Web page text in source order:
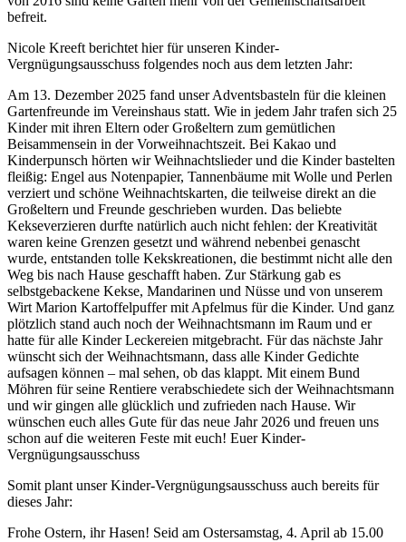
befreit.
Nicole Kreeft berichtet hier für unseren Kinder-
Vergnügungsausschuss folgendes noch aus dem letzten Jahr:
Am 13. Dezember 2025 fand unser Adventsbasteln für die kleinen
Gartenfreunde im Vereinshaus statt. Wie in jedem Jahr trafen sich 25
Kinder mit ihren Eltern oder Großeltern zum gemütlichen
Beisammensein in der Vorweihnachtszeit. Bei Kakao und
Kinderpunsch hörten wir Weihnachtslieder und die Kinder bastelten
fleißig: Engel aus Notenpapier, Tannenbäume mit Wolle und Perlen
verziert und schöne Weihnachtskarten, die teilweise direkt an die
Großeltern und Freunde geschrieben wurden. Das beliebte
Kekseverzieren durfte natürlich auch nicht fehlen: der Kreativität
waren keine Grenzen gesetzt und während nebenbei genascht
wurde, entstanden tolle Kekskreationen, die bestimmt nicht alle den
Weg bis nach Hause geschafft haben. Zur Stärkung gab es
selbstgebackene Kekse, Mandarinen und Nüsse und von unserem
Wirt Marion Kartoffelpuffer mit Apfelmus für die Kinder. Und ganz
plötzlich stand auch noch der Weihnachtsmann im Raum und er
hatte für alle Kinder Leckereien mitgebracht. Für das nächste Jahr
wünscht sich der Weihnachtsmann, dass alle Kinder Gedichte
aufsagen können – mal sehen, ob das klappt. Mit einem Bund
Möhren für seine Rentiere verabschiedete sich der Weihnachtsmann
und wir gingen alle glücklich und zufrieden nach Hause. Wir
wünschen euch alles Gute für das neue Jahr 2026 und freuen uns
schon auf die weiteren Feste mit euch! Euer Kinder-
Vergnügungsausschuss
Somit plant unser Kinder-Vergnügungsausschuss auch bereits für
dieses Jahr:
Frohe Ostern, ihr Hasen! Seid am Ostersamstag, 4. April ab 15.00